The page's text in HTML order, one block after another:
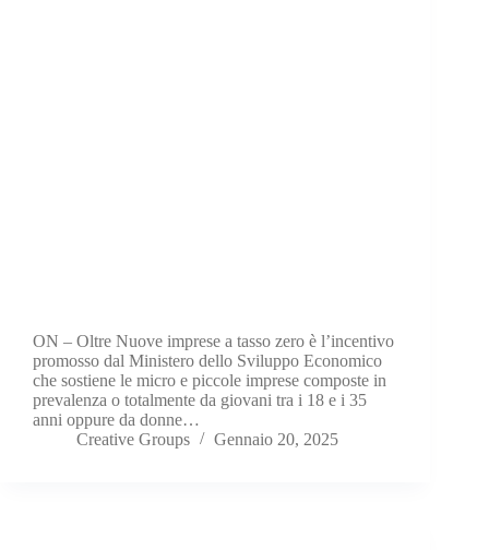
ON – Oltre Nuove imprese a tasso zero è l’incentivo
promosso dal Ministero dello Sviluppo Economico
che sostiene le micro e piccole imprese composte in
prevalenza o totalmente da giovani tra i 18 e i 35
anni oppure da donne…
Creative Groups
Gennaio 20, 2025